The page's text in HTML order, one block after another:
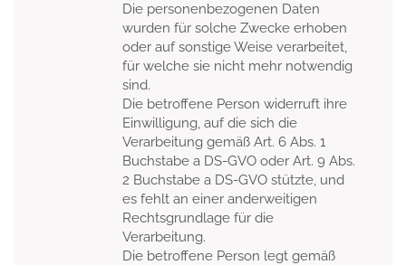
Die personenbezogenen Daten
wurden für solche Zwecke erhoben
oder auf sonstige Weise verarbeitet,
für welche sie nicht mehr notwendig
sind.
Die betroffene Person widerruft ihre
Einwilligung, auf die sich die
Verarbeitung gemäß Art. 6 Abs. 1
Buchstabe a DS-GVO oder Art. 9 Abs.
2 Buchstabe a DS-GVO stützte, und
es fehlt an einer anderweitigen
Rechtsgrundlage für die
Verarbeitung.
Die betroffene Person legt gemäß